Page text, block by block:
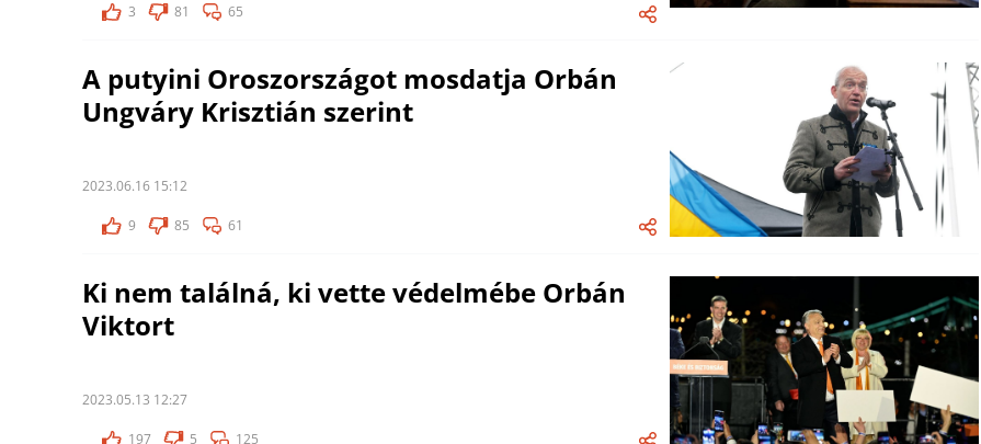
3
81 65
A putyini Oroszországot mosdatja Orbán
Ungváry Krisztián szerint
2023.06.16 15:12
9 85 61
Ki nem találná, ki vette védelmébe Orbán
Viktort
2023.05.13 12:27
197 5 125